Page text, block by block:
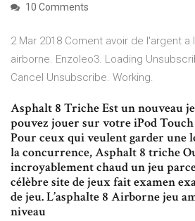
10 Comments
2 Mar 2018 Coment avoir de l'argent a
airborne. Enzoleo3. Loading
Cancel Unsubscribe. Working.
Asphalt 8 Triche Est un nouveau
pouvez jouer sur votre iPod Touch
Pour ceux qui veulent garder une
la concurrence, Asphalt 8 triche
incroyablement chaud un jeu
célèbre site de jeux fait examen
de jeu. L’asphalte 8 Airborne jeu
niveau